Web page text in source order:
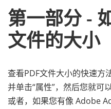
第一部分 -
文件的大小
查看PDF文件大小的快速方
并单击“属性”，然后您就可
或者，如果您有像 Adobe